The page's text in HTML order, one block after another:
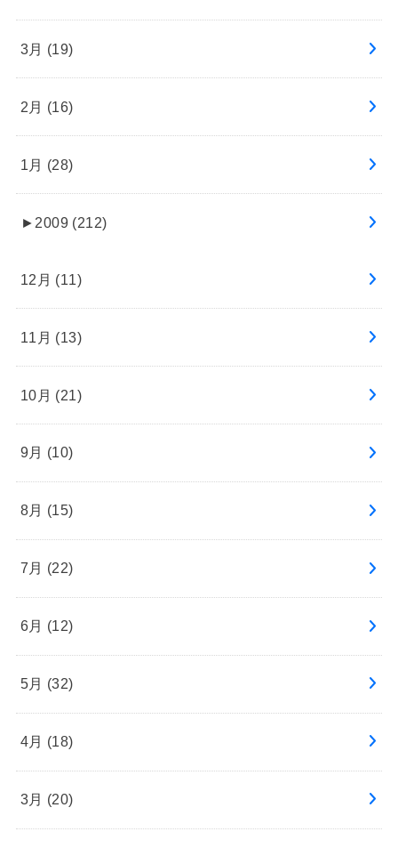
3月 (19)
2月 (16)
1月 (28)
► 2009 (212)
12月 (11)
11月 (13)
10月 (21)
9月 (10)
8月 (15)
7月 (22)
6月 (12)
5月 (32)
4月 (18)
3月 (20)